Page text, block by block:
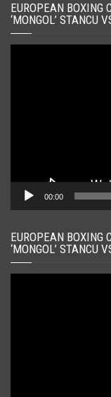
EUROPEAN
‘MONGOL’ STANCU
00:00
EUROPEAN
‘MONGOL’ STANCU